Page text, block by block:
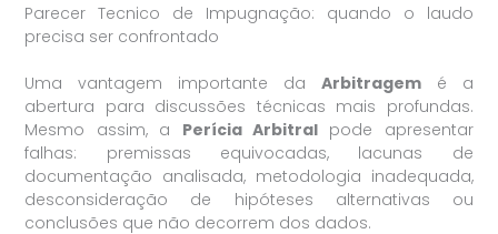
Parecer Tecnico de Impugnação: quando o laudo
precisa ser confrontado
Uma vantagem importante da Arbitragemé a
abertura para discussões técnicas mais profundas.
Mesmo assim, a Perícia Arbitralpode apresentar
falhas: premissas equivocadas, lacunas de
documentação analisada, metodologia inadequada,
desconsideração de hipóteses alternativas ou
conclusões que não decorrem dos dados.